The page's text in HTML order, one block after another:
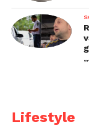
Deși Comisia a
presiunile
nișă menite să
– înghețată din
– batiste din
– pături
Lifestyle